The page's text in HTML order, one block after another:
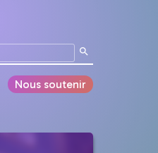
Nous soutenir